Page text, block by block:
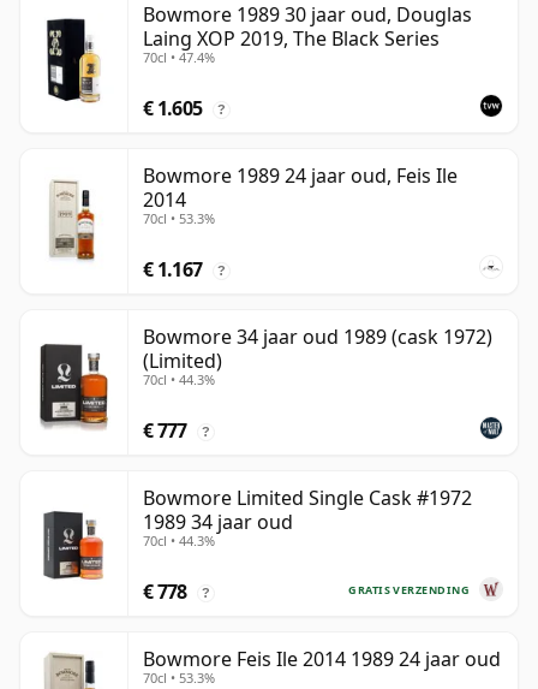
Bowmore 1989 30 jaar oud, Douglas
Laing XOP 2019, The Black Series
70cl • 47.4%
€ 1.605 ?
Bowmore 1989 24 jaar oud, Feis Ile
2014
70cl • 53.3%
€ 1.167 ?
Bowmore 34 jaar oud 1989 (cask 1972)
(Limited)
70cl • 44.3%
€ 777 ?
Bowmore Limited Single Cask #1972
1989 34 jaar oud
70cl • 44.3%
GRATIS VERZENDING
€ 778 ?
Bowmore Feis Ile 2014 1989 24 jaar oud
70cl • 53.3%